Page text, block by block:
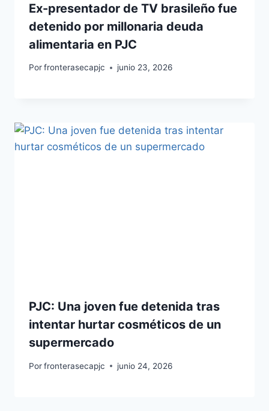
Ex-presentador de TV brasileño fue
detenido por millonaria deuda
alimentaria en PJC
Porfronterasecapjc junio 23, 2026
PJC: Una joven fue detenida tras
intentar hurtar cosméticos de un
supermercado
Porfronterasecapjc junio 24, 2026